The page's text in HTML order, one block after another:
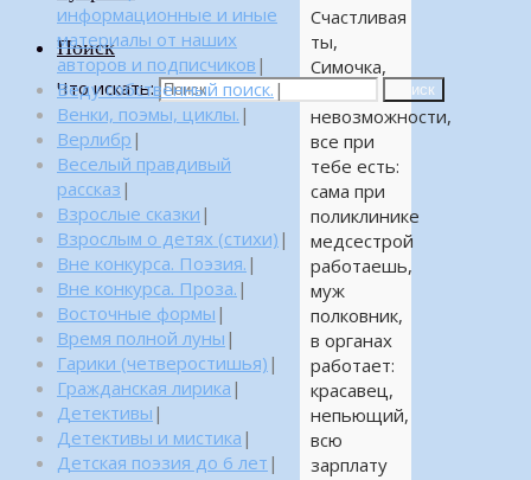
Поиск
Что искать: Поиск
Счастливая
ты,
Симочка,
невозможности,
все при
тебе есть:
сама при
поликлинике
медсестрой
работаешь,
муж
полковник,
в органах
работает:
красавец,
непьющий,
всю
зарплату
информационные и иные
материалы от наших
авторов и подписчиков |
Веду собственный поиск. |
Венки, поэмы, циклы. |
Верлибр |
Веселый правдивый
рассказ |
Взрослые сказки |
Взрослым о детях (стихи) |
Вне конкурса. Поэзия. |
Вне конкурса. Проза. |
Восточные формы |
Время полной луны |
Гарики (четверостишья) |
Гражданская лирика |
Детективы |
Детективы и мистика |
Детская поэзия до 6 лет |